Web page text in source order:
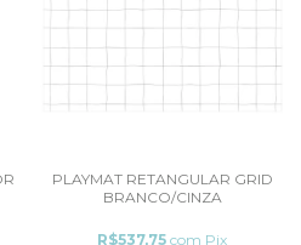
PLAYMAT RETANGULAR GRID
BRANCO/CINZA
R$537,75 com Pix